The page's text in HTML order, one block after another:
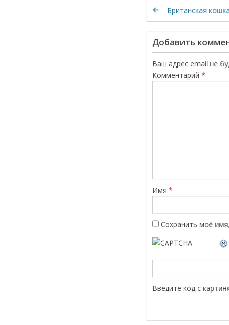
Британская
Добавить
Ваш адрес email не
Комментарий *
Имя *
Сохранить моё
Введите код с